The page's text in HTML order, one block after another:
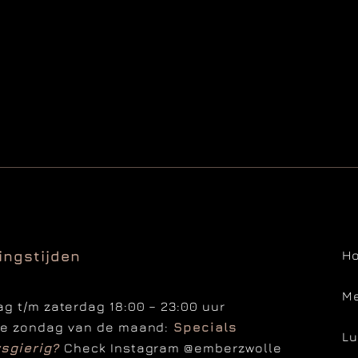
t/m zaterdag 18:00 – 23:00 uur
zondag van de maand: Specials
Check Instagram @emberzwolle